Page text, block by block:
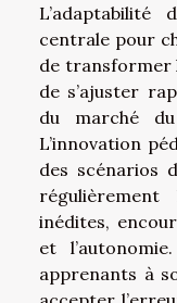
L’adaptabilité
centrale pour
de transformer
de s’ajuster
du marché
L’innovation
des scénarios
inédites,
et
apprenants à